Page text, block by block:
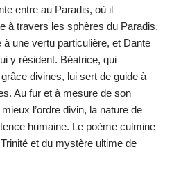
entre au Paradis, où il
à travers les sphères du Paradis.
une vertu particulière, et Dante
y résident. Béatrice, qui
divines, lui sert de guide à
Au fur et à mesure de son
l’ordre divin, la nature de
humaine. Le poème culmine
et du mystère ultime de